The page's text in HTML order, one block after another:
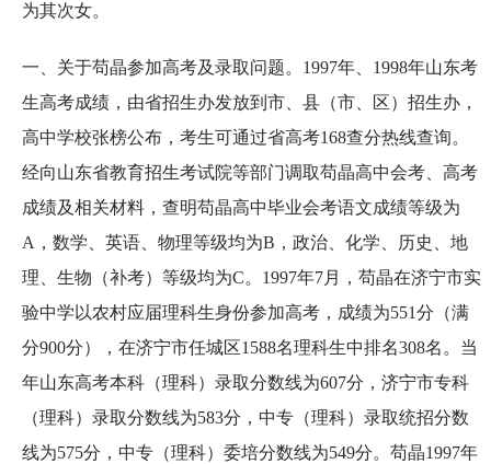
为其次女。
一、关于苟晶参加高考及录取问题。1997年、1998年山东考
生高考成绩，由省招生办发放到市、县（市、区）招生办，
高中学校张榜公布，考生可通过省高考168查分热线查询。
经向山东省教育招生考试院等部门调取苟晶高中会考、高考
成绩及相关材料，查明苟晶高中毕业会考语文成绩等级为
A，数学、英语、物理等级均为B，政治、化学、历史、地
理、生物（补考）等级均为C。1997年7月，苟晶在济宁市实
验中学以农村应届理科生身份参加高考，成绩为551分（满
分900分），在济宁市任城区1588名理科生中排名308名。当
年山东高考本科（理科）录取分数线为607分，济宁市专科
（理科）录取分数线为583分，中专（理科）录取统招分数
线为575分，中专（理科）委培分数线为549分。苟晶1997年